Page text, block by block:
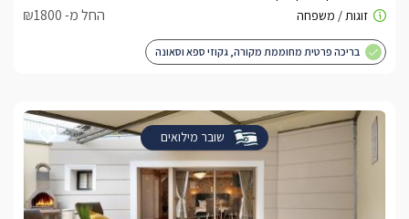
החל מ- ₪1800
בריכה פרטית מחוממת מקורה, גקוזי ספא וסאונה
שובר מילואים